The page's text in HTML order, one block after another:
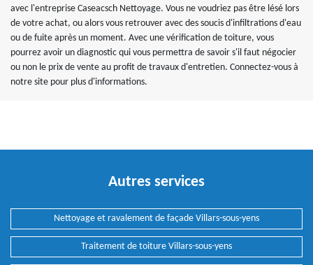
avec l'entreprise Caseacsch Nettoyage. Vous ne voudriez pas être lésé lors
de votre achat, ou alors vous retrouver avec des soucis d'infiltrations d'eau
ou de fuite après un moment. Avec une vérification de toiture, vous
pourrez avoir un diagnostic qui vous permettra de savoir s'il faut négocier
ou non le prix de vente au profit de travaux d'entretien. Connectez-vous à
notre site pour plus d'informations.
Autres services
Nettoyage et ravalement de façade Villars-sous-yens
Traitement de toiture Villars-sous-yens